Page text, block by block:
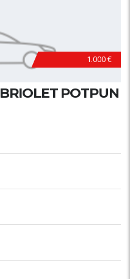
1.000 €
POTPUN